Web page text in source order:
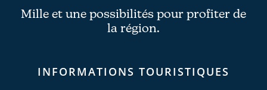
Mille et une possibilités pour profiter de
la région.
INFORMATIONS TOURISTIQUES